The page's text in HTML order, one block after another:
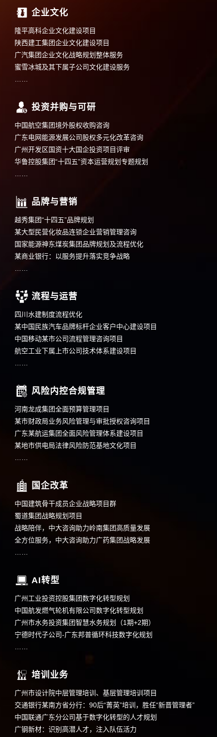
企业文化
隆平高科企业文化建设项目
陕西建工集团企业文化建设项目
广汽集团企业文化战略规划整体服务
蜜雪冰城及其下属子公司文化建设服务
……
投资并购与可研
中国航空集团境外股权收购咨询
广东电网能源发展公司股权多元化改革咨询
广州开发区国资十大国企投资项目评审
华鲁控股集团“十四五”资本运营规划专题规划
……
品牌与营销
越秀集团“十四五”品牌规划
某大型民营化妆品连锁企业营销管理咨询
国家能源神东煤炭集团品牌规划及流程优化
某商业银行：以服务提升落实竞争战略
……
流程与运营
四川水建制度流程优化
某中国民族汽车品牌标杆企业客户中心建设项目
中国移动某市公司流程管理咨询项目
航空工业下属上市公司技术体系建设项目
……
风险内控合规管理
河南龙成集团全面预算管理项目
某市财政局业务风险管理与审批授权咨询项目
广东某航运集团全面风险管理体系建设项目
某地市供电局法律风险防范基地文化项目
……
国企改革
中国建筑骨干成员企业战略项目群
蜀道集团战略规划项目
战略陪伴，中大咨询助力岭南集团高质量发展
全方位服务，中大咨询助力广药集团战略发展
……
AI转型
广州工业投资控股集团数字化转型规划
中国航发燃气轮机有限公司数字化转型规划
广州市水务投资集团智慧水务规划（1期+2期）
宁德时代子公司-广东邦普循环科技数字化规划
……
培训业务
广州市设计院中层管理培训、基层管理培训项目
交通银行某南方省分行：90后“菁英”培训，胜任“新晋管理者”
中国联通广东分公司基于数字化转型的人才规划
广钢新材：识别高潜人才，注入队伍活力